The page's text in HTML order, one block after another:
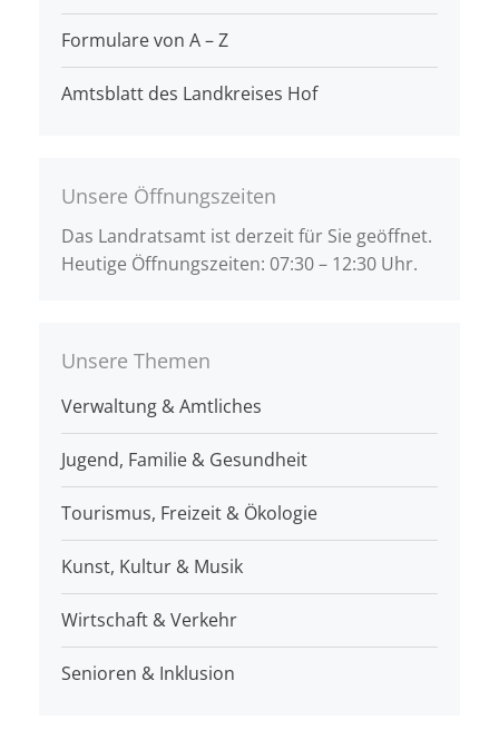
Formulare von A – Z
Amtsblatt des Landkreises Hof
Unsere Öffnungszeiten
Das Landratsamt ist derzeit für Sie geöffnet.
Heutige Öffnungszeiten: 07:30 – 12:30 Uhr.
Unsere Themen
Verwaltung & Amtliches
Jugend, Familie & Gesundheit
Tourismus, Freizeit & Ökologie
Kunst, Kultur & Musik
Wirtschaft & Verkehr
Senioren & Inklusion